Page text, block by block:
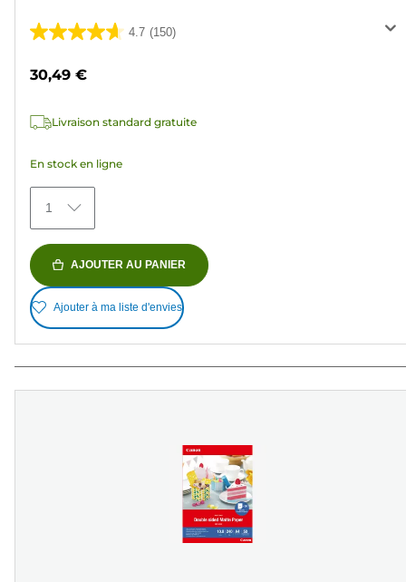
4.7 (150)
4.7
5
150
30,49 €
Livraison standard gratuite
En stock en ligne
1
AJOUTER AU PANIER
Ajouter à ma liste d'envies